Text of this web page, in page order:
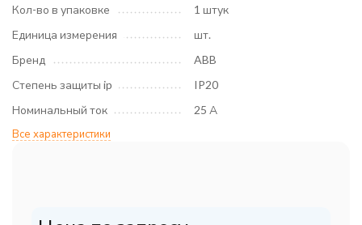
Кол-во в упаковке
1 штук
Единица измерения
шт.
Бренд
ABB
Степень защиты ip
IP20
Номинальный ток
25 А
Все характеристики